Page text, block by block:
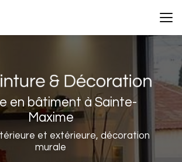
en bâtiment à Sainte-
Maxime
et extérieure, décoration
murale